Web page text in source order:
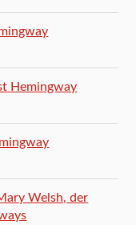
Hemingway
Welsh, der